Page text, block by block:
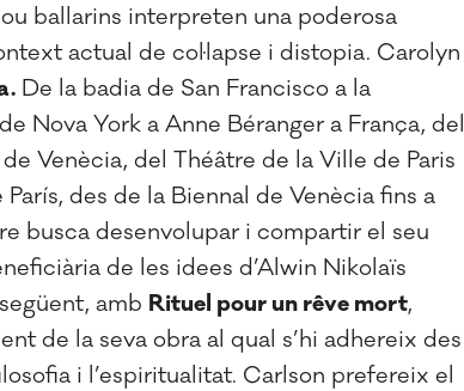
ballarins interpreten una poderosa
actual de col·lapse i distopia. Carolyn
De la badia de San Francisco a la
Nova York a Anne Béranger a França, del
Venècia, del Théâtre de la Ville de Paris
des de la Biennal de Venècia fins a
busca desenvolupar i compartir el seu
de les idees d’Alwin Nikolaïs
amb Rituel pour un rêve mort,
de la seva obra al qual s’hi adhereix des
i l’espiritualitat. Carlson prefereix el